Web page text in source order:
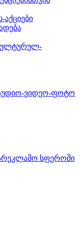
კულტურულ-
ვიდეო-ფოტო
სფეროში